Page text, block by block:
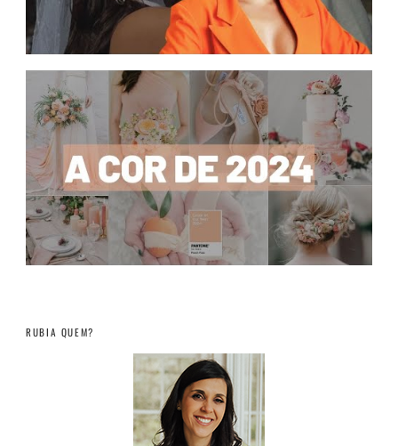
RUBIA QUEM?